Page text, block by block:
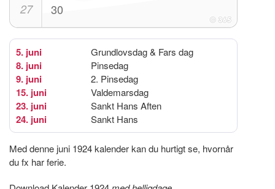
27 30
5. juni Grundlovsdag & Fars dag
8. juni Pinsedag
9. juni 2. Pinsedag
15. juni Valdemarsdag
23. juni Sankt Hans Aften
24. juni Sankt Hans
Med denne juni 1924 kalender kan du hurtigt se, hvornår
du fx har ferie.